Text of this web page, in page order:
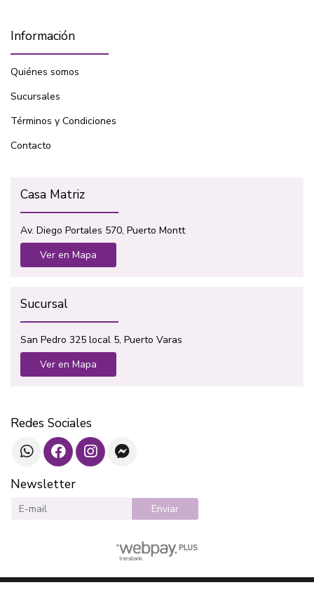
Información
Quiénes somos
Sucursales
Términos y Condiciones
Contacto
Casa Matriz
Av. Diego Portales 570, Puerto Montt
Ver en Mapa
Sucursal
San Pedro 325 local 5, Puerto Varas
Ver en Mapa
Redes Sociales
Newsletter
Enviar